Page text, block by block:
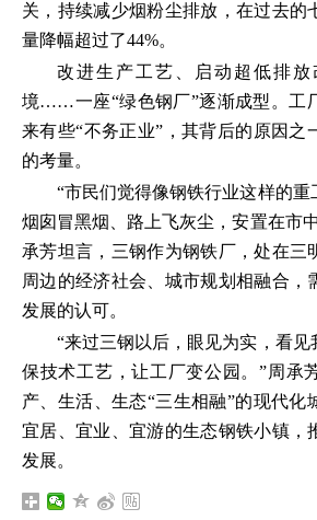
关，持续减少烟粉尘排放，在过去的
量降幅超过了44%。
改进生产工艺、启动超低排
境……一座“绿色钢厂”逐渐成型。工
来有些“不务正业”，其背后的原因之
的考量。
“市民们觉得像钢铁行业这样的重
烟囱冒黑烟、路上飞灰尘，安置在市
承芳坦言，三钢作为钢铁厂，处在三
周边的经济社会、城市规划相融合，
发展的认可。
“来过三钢以后，眼见为实，看
保技术工艺，让工厂变公园。”周承
产、生活、生态“三生相融”的现代化
宜居、宜业、宜游的生态钢铁小镇，
发展。